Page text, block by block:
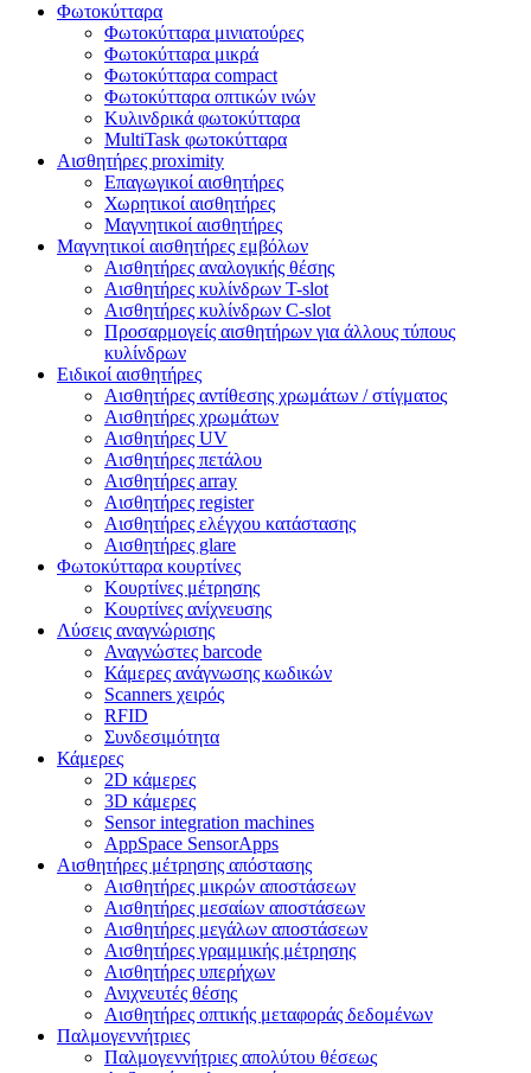
Φωτοκύτταρα
Φωτοκύτταρα μινιατούρες
Φωτοκύτταρα μικρά
Φωτοκύτταρα compact
Φωτοκύτταρα οπτικών ινών
Κυλινδρικά φωτοκύτταρα
MultiTask φωτοκύτταρα
Αισθητήρες proximity
Επαγωγικοί αισθητήρες
Χωρητικοί αισθητήρες
Μαγνητικοί αισθητήρες
Μαγνητικοί αισθητήρες εμβόλων
Αισθητήρες αναλογικής θέσης
Αισθητήρες κυλίνδρων Τ-slot
Αισθητήρες κυλίνδρων C-slot
Προσαρμογείς αισθητήρων για άλλους τύπους
κυλίνδρων
Ειδικοί αισθητήρες
Αισθητήρες αντίθεσης χρωμάτων / στίγματος
Αισθητήρες χρωμάτων
Αισθητήρες UV
Αισθητήρες πετάλου
Αισθητήρες array
Αισθητήρες register
Αισθητήρες ελέγχου κατάστασης
Αισθητήρες glare
Φωτοκύτταρα κουρτίνες
Κουρτίνες μέτρησης
Κουρτίνες ανίχνευσης
Λύσεις αναγνώρισης
Αναγνώστες barcode
Κάμερες ανάγνωσης κωδικών
Scanners χειρός
RFID
Συνδεσιμότητα
Κάμερες
2D κάμερες
3D κάμερες
Sensor integration machines
AppSpace SensorApps
Αισθητήρες μέτρησης απόστασης
Αισθητήρες μικρών αποστάσεων
Αισθητήρες μεσαίων αποστάσεων
Αισθητήρες μεγάλων αποστάσεων
Αισθητήρες γραμμικής μέτρησης
Αισθητήρες υπερήχων
Ανιχνευτές θέσης
Αισθητήρες οπτικής μεταφοράς δεδομένων
Παλμογεννήτριες
Παλμογεννήτριες απολύτου θέσεως